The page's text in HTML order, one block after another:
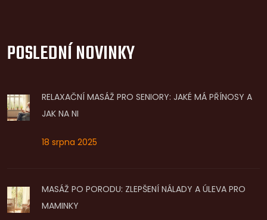
POSLEDNÍ NOVINKY
RELAXAČNÍ MASÁŽ PRO SENIORY: JAKÉ MÁ PŘÍNOSY A
JAK NA NI
18 srpna 2025
MASÁŽ PO PORODU: ZLEPŠENÍ NÁLADY A ÚLEVA PRO
MAMINKY